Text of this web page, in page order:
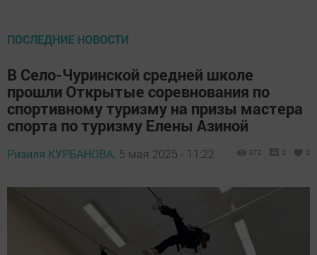
ПОСЛЕДНИЕ НОВОСТИ
В Село-Чуринской средней школе
прошли Открытые соревнования по
спортивному туризму на призы мастера
спорта по туризму Елены Азиной
Ризиля КУРБАНОВА, 5 мая 2025 - 11:22 372 0 0